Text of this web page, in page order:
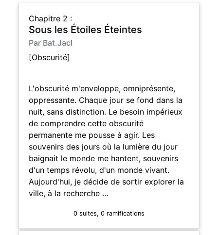
Chapitre 2 :
Sous les Étoiles Éteintes
Par Bat.Jacl
[Obscurité]
L'obscurité m'enveloppe, omniprésente,
oppressante. Chaque jour se fond dans la
nuit, sans distinction. Le besoin impérieux
de comprendre cette obscurité
permanente me pousse à agir. Les
souvenirs des jours où la lumière du jour
baignait le monde me hantent, souvenirs
d'un temps révolu, d'un monde vivant.
Aujourd'hui, je décide de sortir explorer la
ville, à la recherche …
0 suites, 0 ramifications